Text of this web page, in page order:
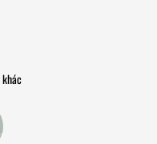
khác